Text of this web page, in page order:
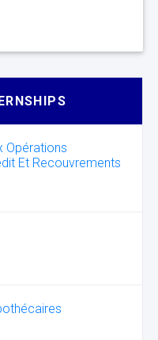
Opérations
Et Recouvrements